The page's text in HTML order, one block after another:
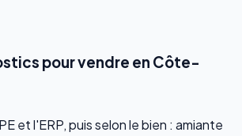
pour vendre en Côte-
et l'ERP, puis selon le bien : amiante